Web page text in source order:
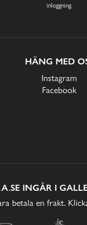
inloggning.
HÄNG MED
Instagram
Facebook
INGÅR I
betala en frakt.